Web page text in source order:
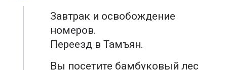
Завтрак и освобождение
номеров.
Переезд в Тамъян.
Вы посетите бамбуковый лес